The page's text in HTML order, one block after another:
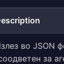
во JSON
за